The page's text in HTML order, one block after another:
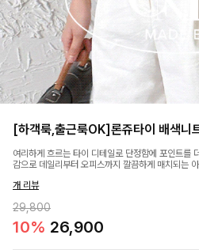
[하객룩,출근룩OK]론쥬타이 배색니
여리하게 흐르는 타이 디테일로 단정함에 포인트를
감으로 데일리부터 오피스까지 깔끔하게 매치되는
개 리뷰
29,800
10% 26,900